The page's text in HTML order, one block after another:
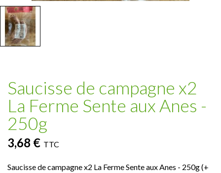
Saucisse de campagne x2
La Ferme Sente aux Anes -
250g
3,68 € TTC
Saucisse de campagne x2 La Ferme Sente aux Anes - 250g (+